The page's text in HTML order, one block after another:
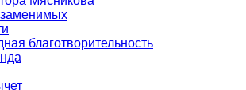
благотворительность